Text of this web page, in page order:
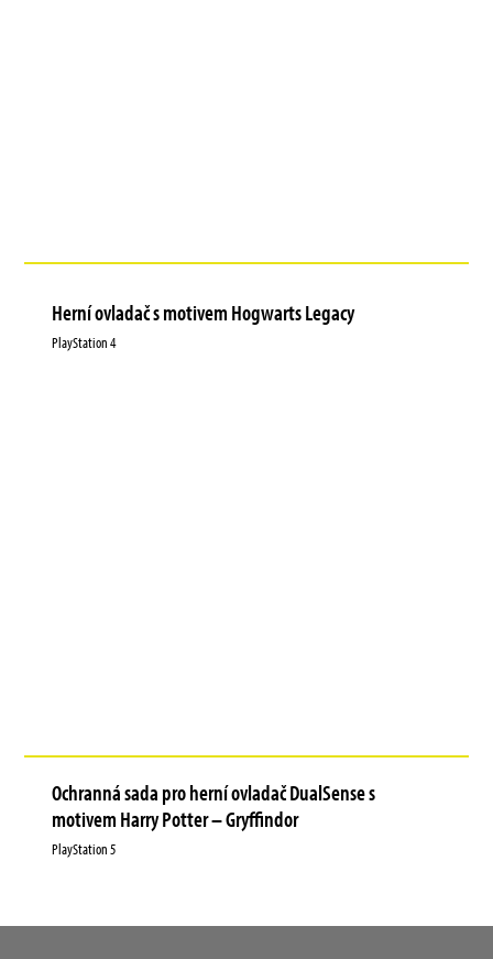
Herní ovladač s motivem Hogwarts Legacy
PlayStation 4
Ochranná sada pro herní ovladač DualSense s
motivem Harry Potter – Gryffindor
PlayStation 5